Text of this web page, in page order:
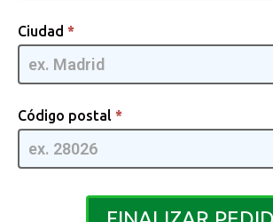
Ciudad *
Código postal *